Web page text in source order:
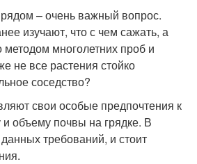
– очень важный вопрос.
изучают, что с чем сажать, а
методом многолетних проб и
не все растения стойко
соседство?
свои особые предпочтения к
и объему почвы на грядке. В
требований, и стоит